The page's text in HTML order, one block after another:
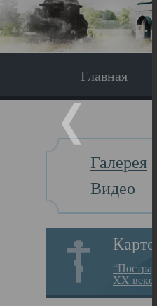
Главная
Галерея
Видео
XX веке